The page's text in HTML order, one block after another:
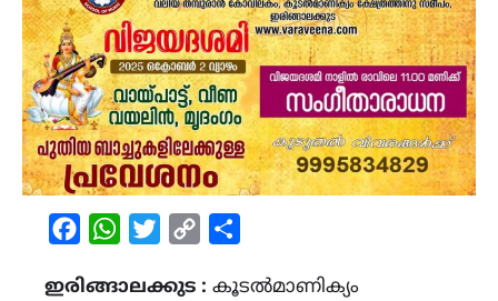
FacebookWhatsAppTwitterCopy
ഇരിങ്ങാലക്കുട : കൂടൽമാണിക്യം